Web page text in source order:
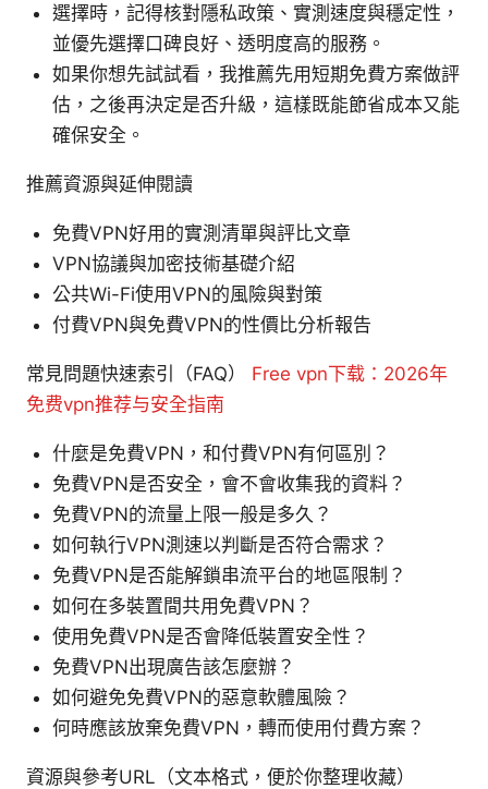
選擇時，記得核對隱私政策、實測速度與穩定性，
並優先選擇口碑良好、透明度高的服務。
如果你想先試試看，我推薦先用短期免費方案做評
估，之後再決定是否升級，這樣既能節省成本又能
確保安全。
推薦資源與延伸閱讀
免費VPN好用的實測清單與評比文章
VPN協議與加密技術基礎介紹
公共Wi-Fi使用VPN的風險與對策
付費VPN與免費VPN的性價比分析報告
常見問題快速索引（FAQ） Free vpn下载：2026年
免费vpn推荐与安全指南
什麼是免費VPN，和付費VPN有何區別？
免費VPN是否安全，會不會收集我的資料？
免費VPN的流量上限一般是多久？
如何執行VPN測速以判斷是否符合需求？
免費VPN是否能解鎖串流平台的地區限制？
如何在多裝置間共用免費VPN？
使用免費VPN是否會降低裝置安全性？
免費VPN出現廣告該怎麼辦？
如何避免免費VPN的惡意軟體風險？
何時應該放棄免費VPN，轉而使用付費方案？
資源與參考URL（文本格式，便於你整理收藏）